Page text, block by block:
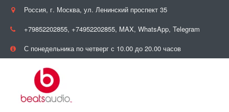
Россия, г. Москва, ул. Ленинский проспект 35
+79852202855, +74952202855, MAX, WhatsApp, Telegram
С понедельника по четверг с 10.00 до 20.00 часов